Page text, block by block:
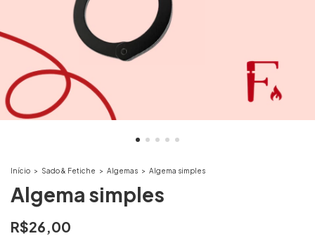
Início > Sado & Fetiche > Algemas > Algema simples
Algema simples
R$26,00